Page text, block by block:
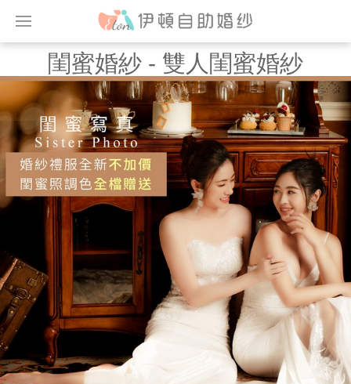
閨蜜婚紗 - 雙人閨蜜婚紗